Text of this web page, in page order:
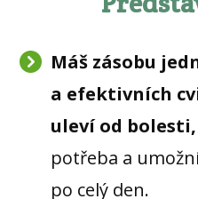
Máš zásobu
a efektivních
uleví od bolesti,
potřeba a
po celý den.